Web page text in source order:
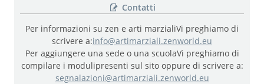
Contatti
Per informazioni su zen e arti marzialiVi preghiamo di
scrivere a:info@artimarziali.zenworld.eu
Per aggiungere una sede o una scuolaVi preghiamo di
compilare i modulipresenti sul sito oppure di scrivere a:
segnalazioni@artimarziali.zenworld.eu